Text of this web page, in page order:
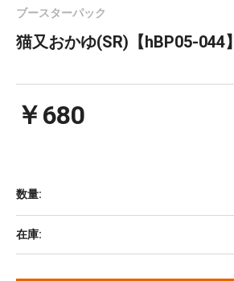
ブースターパック
猫又おかゆ(SR)【hBP05-044】
￥680
数量:
在庫: